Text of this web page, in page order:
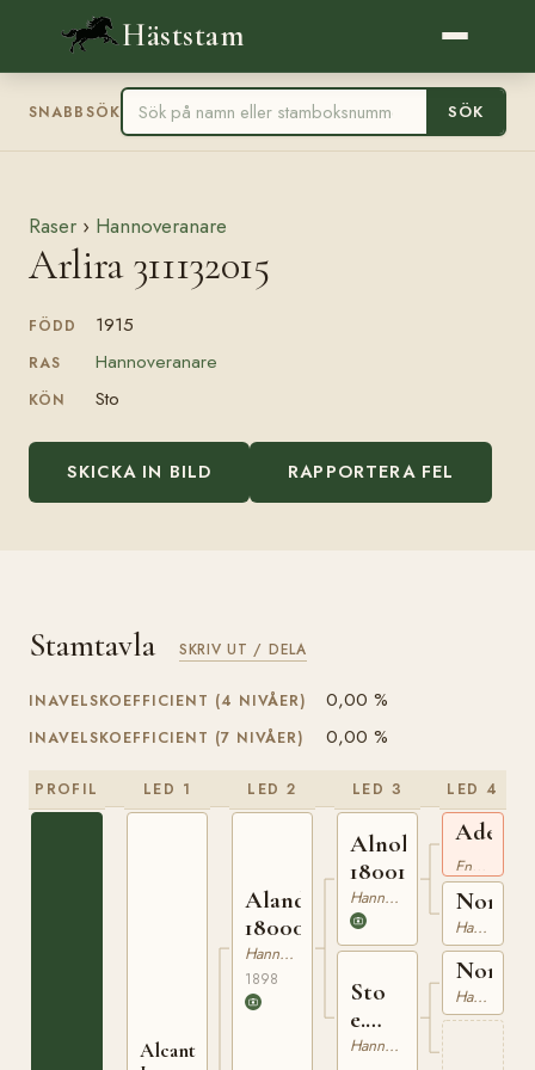
Häststam
SNABBSÖK SÖK
Raser › Hannoveranare
Arlira 311132015
FÖDD 1915
RAS Hannoveranare
KÖN Sto
SKICKA IN BILD RAPPORTERA FEL
Stamtavla SKRIV UT / DELA
INAVELSKOEFFICIENT (4 NIVÅER) 0,00 %
INAVELSKOEFFICIENT (7 NIVÅER) 0,00 %
PROFIL LED 1
Alcantara
LED 2
Aland
180006698
Hannoveranare
1898
LED 3
Alnok
180019588
Hannoveranare
Sto
e.
Nordländer
Hannoveranare
LED 4
xx
Nora
Hannoveranare
Hannoveranare